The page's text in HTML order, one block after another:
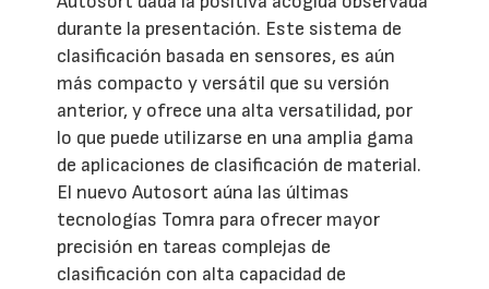
durante la presentación. Este sistema de
clasificación basada en sensores, es aún
más compacto y versátil que su versión
anterior, y ofrece una alta versatilidad, por
lo que puede utilizarse en una amplia gama
de aplicaciones de clasificación de material.
El nuevo Autosort aúna las últimas
tecnologías Tomra para ofrecer mayor
precisión en tareas complejas de
clasificación con alta capacidad de